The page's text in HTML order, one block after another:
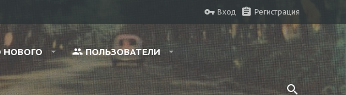
Вход Регистрация
НОВОГО ПОЛЬЗОВАТЕЛИ